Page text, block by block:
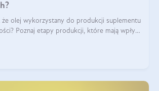
że olej wykorzystany do produkcji suplementu
Poznaj etapy produkcji, które mają wpływ